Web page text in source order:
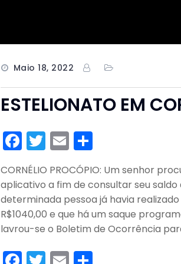
Maio 18, 2022
ESTELIONATO EM
F
a
c
e
b
o
o
T
w
itt
er
E
m
ai
l
ar
e
CORNÉLIO PROCÓPIO: Um senhor
aplicativo a fim de consultar seu saldo
determinada pessoa já havia
R$1040,00 e que há um saque
lavrou-se o Boletim de Ocorrência